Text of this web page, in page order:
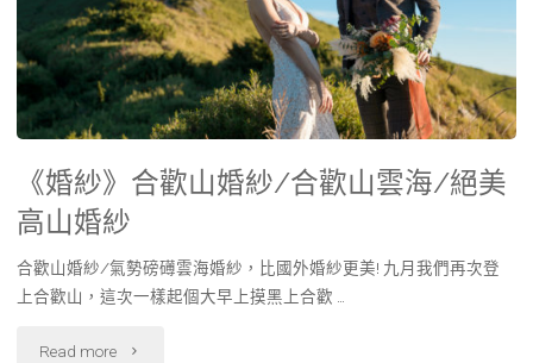
《婚紗》合歡山婚紗/合歡山雲海/絕美
高山婚紗
合歡山婚紗/氣勢磅礡雲海婚紗，比國外婚紗更美! 九月我們再次登
上合歡山，這次一樣起個大早上摸黑上合歡 …
Read more